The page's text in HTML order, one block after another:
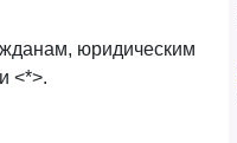
юридическим
<*>.